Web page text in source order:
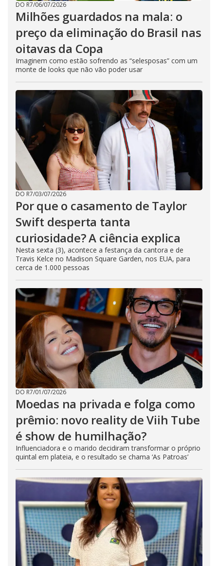
DO R7/06/07/2026
Milhões guardados na mala: o
preço da eliminação do Brasil nas
oitavas da Copa
Imaginem como estão sofrendo as “selesposas” com um
monte de looks que não vão poder usar
DO R7/03/07/2026
Por que o casamento de Taylor
Swift desperta tanta
curiosidade? A ciência explica
Nesta sexta (3), acontece a festança da cantora e de
Travis Kelce no Madison Square Garden, nos EUA, para
cerca de 1.000 pessoas
DO R7/01/07/2026
Moedas na privada e folga como
prêmio: novo reality de Viih Tube
é show de humilhação?
Influenciadora e o marido decidiram transformar o próprio
quintal em plateia, e o resultado se chama ‘As Patroas’